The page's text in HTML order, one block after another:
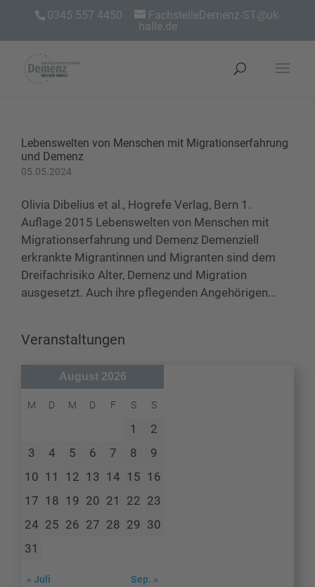
0345 557 4450
FachstelleDemenz-ST@uk-
halle.de
Lebenswelten von Menschen mit Migrationserfahrung
und Demenz
05.05.2024
Olivia Dibelius et al., Hogrefe Verlag, Bern 1.
Auflage 2015 Lebenswelten von Menschen mit
Migrationserfahrung und Demenz Demenziell
erkrankte Migrantinnen und Migranten sind dem
Dreifachrisiko Alter, Demenz und Migra­tion
ausgesetzt. Auch ihre pflegenden Angehörigen...
Veranstaltungen
August 2026
M D M D F S S
1
2
3
4 5 6 7 8
9
10 11 12 13 14 15 16
17 18 19 20 21 22 23
24 25 26 27 28 29 30
31
« Juli Sep. »